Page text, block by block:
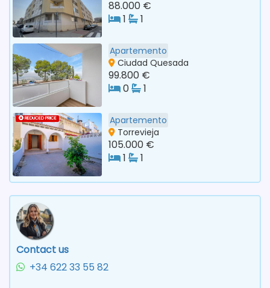
88.000 €
1
1
Apartemento
Ciudad Quesada
99.800 €
0
1
REDUCED PRICE
Apartemento
Torrevieja
105.000 €
1
1
Contact us
+34 622 33 55 82